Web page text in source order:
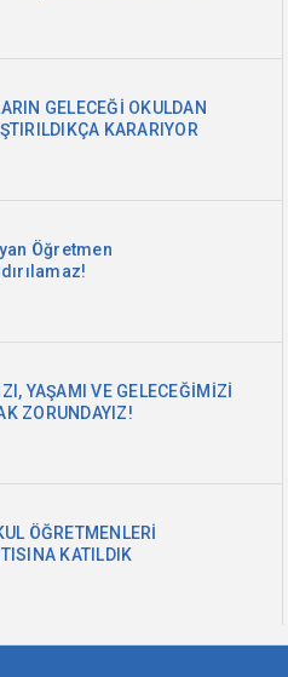
GELECEĞİ OKULDAN
KARARIYOR
Öğretmen
YAŞAMI VE GELECEĞİMİZİ
ZORUNDAYIZ!
ÖĞRETMENLERİ
KATILDIK